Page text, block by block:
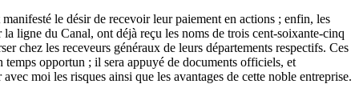
le désir de recevoir leur paiement en actions ; enfin, les
ligne du Canal, ont déjà reçu les noms de trois cent-soixante-cinq
chez les receveurs généraux de leurs départements respectifs. Ces
temps opportun ; il sera appuyé de documents officiels, et
moi les risques ainsi que les avantages de cette noble entreprise.